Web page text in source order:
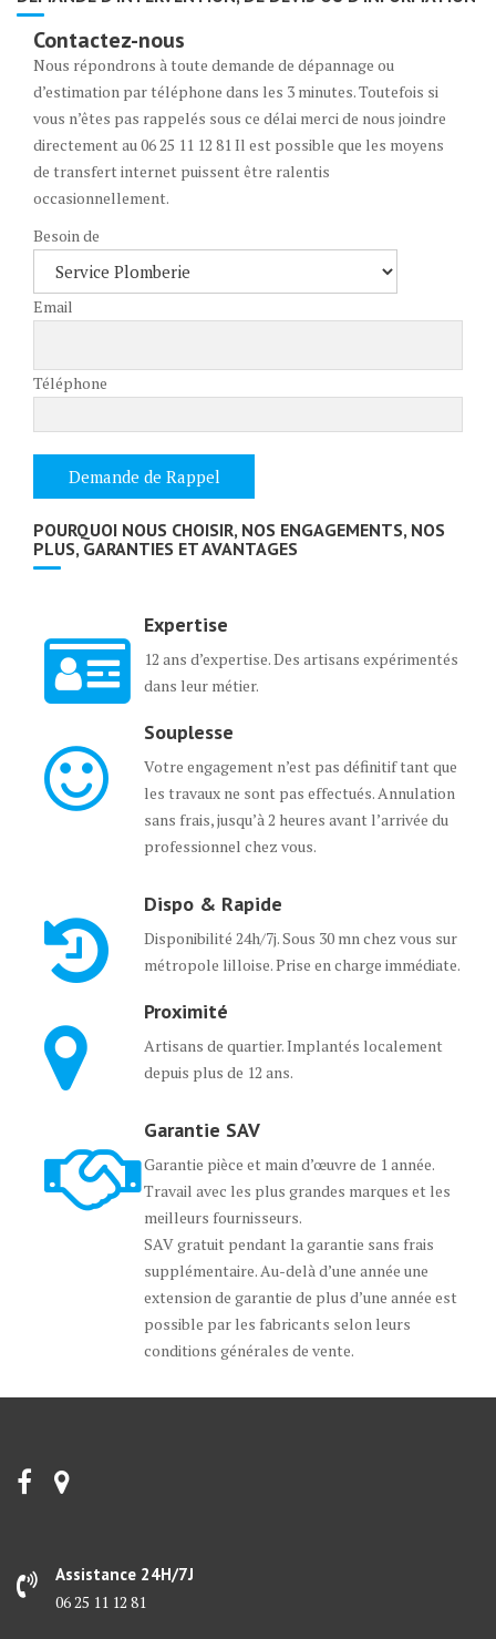
Contactez-nous
Nous répondrons à toute demande de dépannage ou
d’estimation par téléphone dans les 3 minutes. Toutefois si
vous n’êtes pas rappelés sous ce délai merci de nous joindre
directement au 06 25 11 12 81 Il est possible que les moyens
de transfert internet puissent être ralentis
occasionnellement.
Besoin de
Email
Téléphone
POURQUOI NOUS CHOISIR, NOS ENGAGEMENTS, NOS
PLUS, GARANTIES ET AVANTAGES
Expertise
12 ans d’expertise. Des artisans expérimentés
dans leur métier.
Souplesse
Votre engagement n’est pas définitif tant que
les travaux ne sont pas effectués. Annulation
sans frais, jusqu’à 2 heures avant l’arrivée du
professionnel chez vous.
Dispo & Rapide
Disponibilité 24h/7j. Sous 30 mn chez vous sur
métropole lilloise. Prise en charge immédiate.
Proximité
Artisans de quartier. Implantés localement
depuis plus de 12 ans.
Garantie SAV
Garantie pièce et main d’œuvre de 1 année.
Travail avec les plus grandes marques et les
meilleurs fournisseurs.
SAV gratuit pendant la garantie sans frais
supplémentaire. Au-delà d’une année une
extension de garantie de plus d’une année est
possible par les fabricants selon leurs
conditions générales de vente.
Assistance 24H/7J
06 25 11 12 81